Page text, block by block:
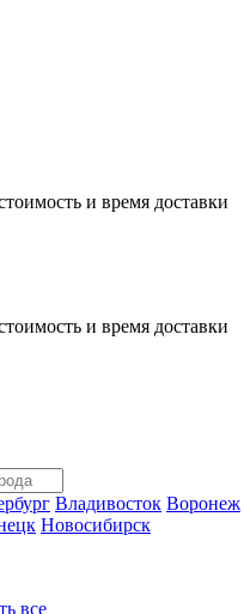
и время доставки
и время доставки
Владивосток Воронеж
Новосибирск
все